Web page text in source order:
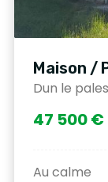
Maison /
Dun le
47 500 €
Au calme